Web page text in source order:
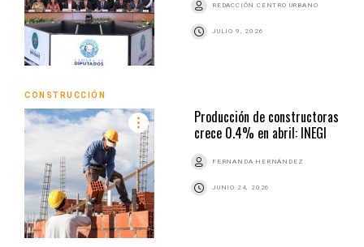
REDACCIÓN CENTRO URBANO
JULIO 9, 2026
CONSTRUCCIÓN
Producción de constructoras
crece 0.4% en abril: INEGI
FERNANDA HERNÁNDEZ
JUNIO 24, 2026